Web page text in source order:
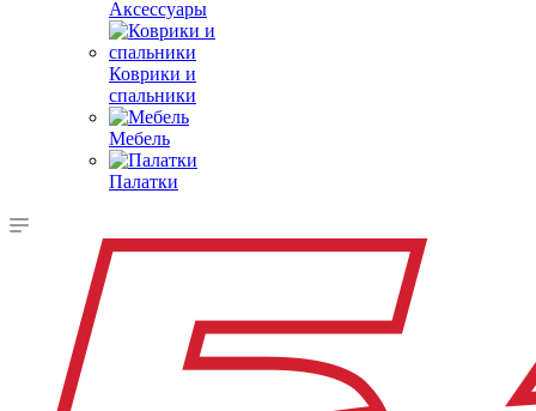
Аксессуары
Коврики и
спальники
Мебель
Палатки